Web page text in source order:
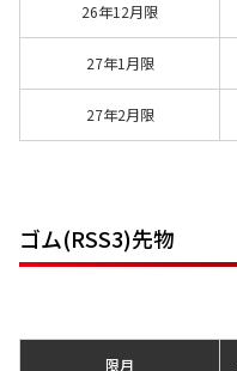
26年12月限
27年1月限
27年2月限
ゴム(RSS3)先物
限月